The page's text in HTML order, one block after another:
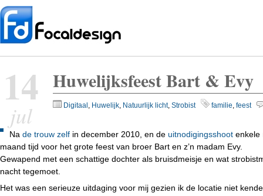
Huwelijksfeest Bart & Evy
Digitaal , Huwelijk, Natuurlijk licht, Strobist familie, feest
14
jul
Na de trouw zelf in december 2010, en de uitnodigingsshoot enkele
maand tijd voor het grote feest van broer Bart en z’n madam Evy.
Gewapend met een schattige dochter als bruisdmeisje en wat
nacht tegemoet.
Het was een serieuze uitdaging voor mij gezien ik de locatie niet